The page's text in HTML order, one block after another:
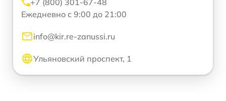
+7 (800) 301-67-48
Ежедневно с 9:00 до 21:00
info@kir.re-zanussi.ru
Ульяновский проспект, 1